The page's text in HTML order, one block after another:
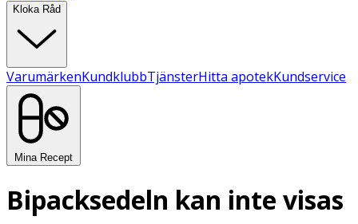
Kloka Råd
VarumärkenKundklubbTjänsterHitta apotekKundservice
Mina Recept
Bipacksedeln kan inte visas